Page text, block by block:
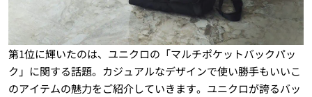
第1位に輝いたのは、ユニクロの「マルチポケットバックパッ
ク」に関する話題。カジュアルなデザインで使い勝手もいいこ
のアイテムの魅力をご紹介していきます。ユニクロが誇るバッ